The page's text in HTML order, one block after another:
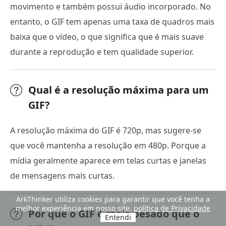
movimento e também possui áudio incorporado. No
entanto, o GIF tem apenas uma taxa de quadros mais
baixa que o vídeo, o que significa que é mais suave
durante a reprodução e tem qualidade superior.
Qual é a resolução máxima para um
GIF?
A resolução máxima do GIF é 720p, mas sugere-se
que você mantenha a resolução em 480p. Porque a
mídia geralmente aparece em telas curtas e janelas
de mensagens mais curtas.
Por que o GIF é mais pesado que o
ArkThinker utiliza cookies para garantir que você tenha a
melhor experiência em nosso site. política de Privacidade
Entendi